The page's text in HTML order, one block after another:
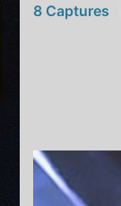
8 Captures